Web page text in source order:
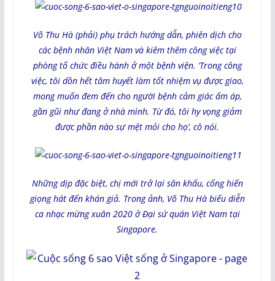
Võ Thu Hà (phải) phụ trách hướng dẫn, phiên dịch cho
các bệnh nhân Việt Nam và kiêm thêm công việc tại
phòng tổ chức điều hành ở một bệnh viện. ‘Trong công
việc, tôi dồn hết tâm huyết làm tốt nhiệm vụ được giao,
mong muốn đem đến cho người bệnh cảm giác ấm áp,
gần gũi như đang ở nhà mình. Từ đó, tôi hy vọng giảm
được phần nào sự mệt mỏi cho họ’, cô nói.
Những dịp đặc biệt, chị mới trở lại sân khấu, cống hiến
giọng hát đến khán giả. Trong ảnh, Võ Thu Hà biểu diễn
ca nhạc mừng xuân 2020 ở Đại sứ quán Việt Nam tại
Singapore.